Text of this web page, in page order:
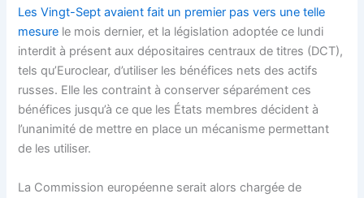
Les Vingt-Septavaient fait un premier pas vers une telle
mesure le mois dernier, et la législation adoptée ce lundi
interdit à présent aux dépositaires centraux de titres (DCT),
tels qu’Euroclear, d’utiliser les bénéfices nets des actifs
russes. Elle les contraint à conserver séparément ces
bénéfices jusqu’à ce que les États membres décident à
l’unanimité de mettre en place un mécanisme permettant
de les utiliser.
La Commission européenne serait alors chargée de